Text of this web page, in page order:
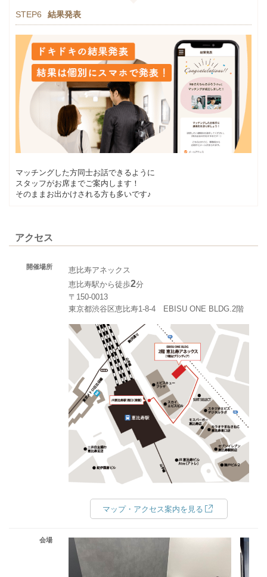
STEP6 結果発表
マッチングした方同士お話できるように
スタッフがお席までご案内します！
そのままお出かけされる方も多いです♪
アクセス
開催場所
恵比寿アネックス
恵比寿駅から徒歩2分
〒150-0013
東京都渋谷区恵比寿1-8-4 EBISU ONE BLDG.2階
マップ・アクセス案内を見る
会場